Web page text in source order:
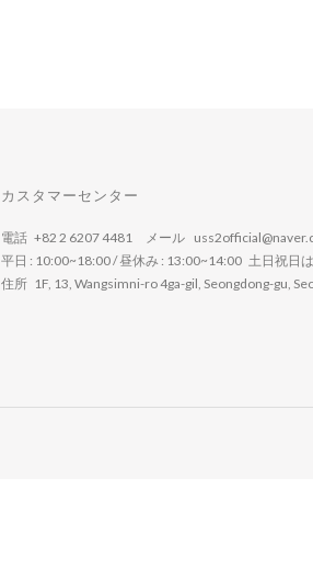
カスタマーセンター
電話 +82 2 6207 4481 メール
平日 : 10:00~18:00 / 昼休み : 13:00~14:00 土日祝日
住所 1F, 13, Wangsimni-ro 4ga-gil, Seongdong-gu,